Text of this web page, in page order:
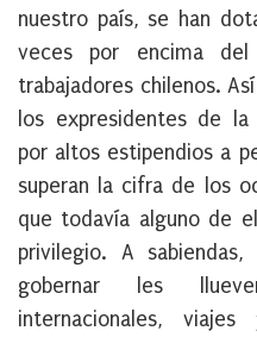
nuestro país, se han
veces por encima
trabajadores chilenos.
los expresidentes de
por altos estipendios a
superan la cifra de los
que todavía alguno de
privilegio. A
gobernar les
internacionales,